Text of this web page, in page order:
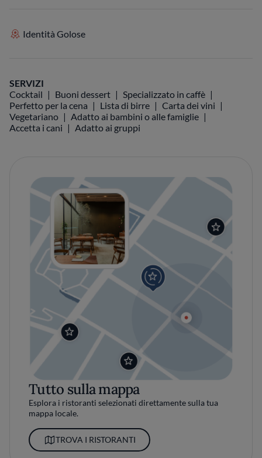
Identità Golose
SERVIZI
Cocktail
Buoni dessert
Specializzato in caffè
Perfetto per la cena
Lista di birre
Carta dei vini
Vegetariano
Adatto ai bambini o alle famiglie
Accetta i cani
Adatto ai gruppi
Tutto sulla mappa
Esplora i ristoranti selezionati direttamente sulla tua
mappa locale.
TROVA I RISTORANTI